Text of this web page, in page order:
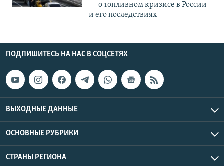
— о топливном кризисе в России
и его последствиях
ПОДПИШИТЕСЬ НА НАС В СОЦСЕТЯХ
ВЫХОДНЫЕ ДАННЫЕ
ОСНОВНЫЕ РУБРИКИ
СТРАНЫ РЕГИОНА